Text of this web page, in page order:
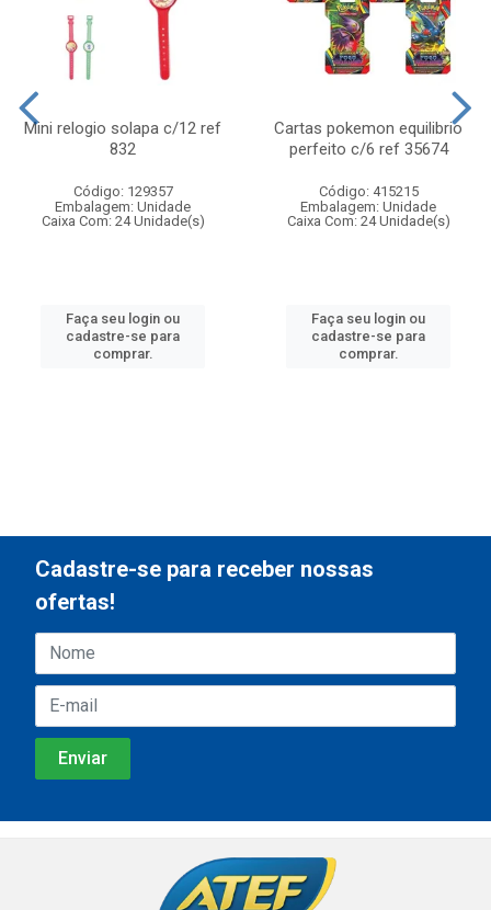
Mini relogio solapa c/12 ref
832
Código: 129357
Embalagem: Unidade
Caixa Com: 24 Unidade(s)
Faça seu login ou
cadastre-se para
comprar.
Cartas pokemon equilibrio
perfeito c/6 ref 35674
Código: 415215
Embalagem: Unidade
Caixa Com: 24 Unidade(s)
Faça seu login ou
cadastre-se para
comprar.
Cadastre-se para receber nossas
ofertas!